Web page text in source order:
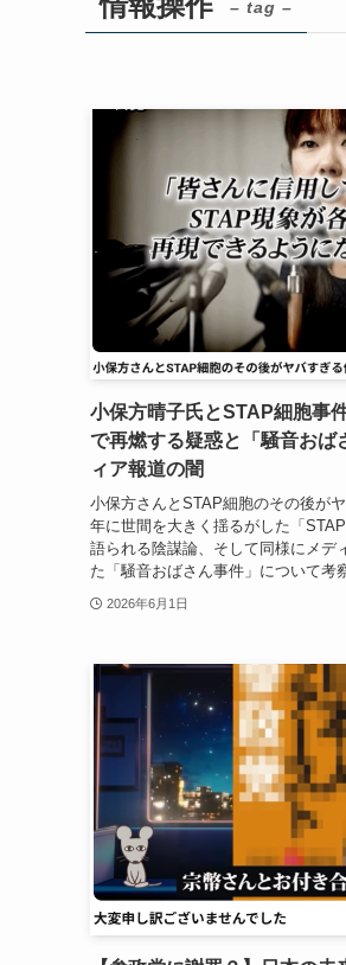
– tag –
小保方晴子氏とSTAP細胞
で再燃する疑惑と「騒音おば
ィア報道の闇
小保方さんとSTAP細胞のその後が
年に世間を大きく揺るがした「
語られる陰謀論、そして同様にメデ
た「騒音おばさん事件」について考
2026年6月1日